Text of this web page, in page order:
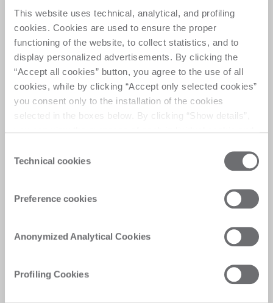
This website uses technical, analytical, and profiling
cookies. Cookies are used to ensure the proper
functioning of the website, to collect statistics, and to
display personalized advertisements. By clicking the
“Accept all cookies” button, you agree to the use of all
cookies, while by clicking “Accept only selected cookies”
you consent only to the installation of the cookies
selected in the boxes below. By clicking “Show details”,
Click here to view the privacy policy.
Selection
Technical cookies
Preference cookies
Anonymized Analytical Cookies
Profiling Cookies
Sanding: Automated
craftsmanship quality
A cutting-edge robotic sanding solution ensures
stability, repeatability, and adaptability, while
replicating the high-quality results of manual
orbital sanding.
Customer Care
answers, and digitalised experiences for